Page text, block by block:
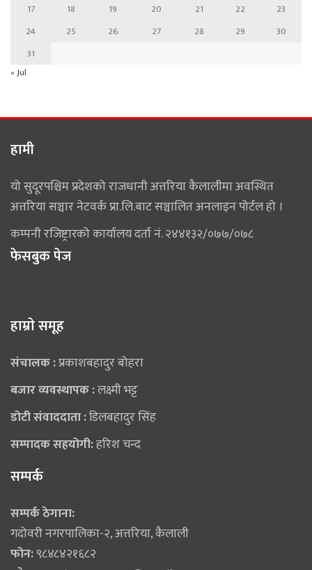
17
18 19 20 21 22
23
24
25 26 27 28 29
30
31
« Jul
हामी
यो सुदूरपश्चिम प्रदेशको राजधानी अत्तरिया कैलालीमा अवस्थित
अत्तरिया सञ्चार नेटवर्क प्रा.लि.बाट सञ्चालित अनलाइन पोर्टल हो ।
कम्पनी रजिष्ट्रारको कार्यालय दर्ता नं. २४४१३२/०७७/०७८
फेसबुक पेज
हाम्राे समूह
संचालक :प्रकाशबहादुर बोहरा
बजार व्यवस्थापक :लक्ष्मी भट्ट
डोटी संवाददाता :डिलबहादुर सिंह
सम्पादक सहयोगी:हरिश चन्द
सम्पर्क
सम्पर्क ठेगाना:
गदोवरी नगरपालिका-२, अत्तरिया, कैलाली
फोन:९८४८४२१६८२